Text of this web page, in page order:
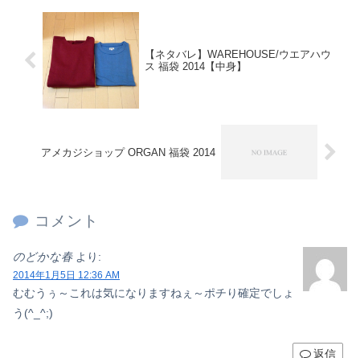
【ネタバレ】WAREHOUSE/ウエアハウ
ス 福袋 2014【中身】
アメカジショップ ORGAN 福袋 2014
コメント
のどかな春 より:
2014年1月5日 12:36 AM
むむうぅ～これは気になりますねぇ～ポチり確定でしょ
う(^_^;)
返信